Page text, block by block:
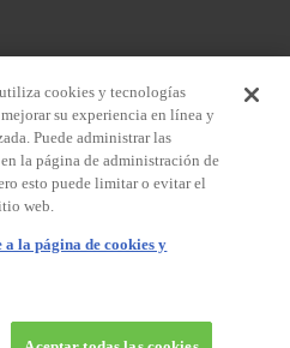
Ford Shop España
cookies y tecnologías
su experiencia en línea y
Puede administrar las
la página de administración de
esto puede limitar o evitar el
web.
la página de cookies y